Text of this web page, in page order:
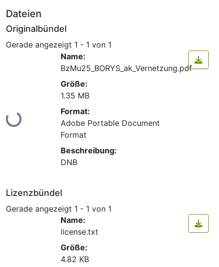
Dateien
Originalbündel
Gerade angezeigt 1 - 1 von 1
Lade...
Name:
BzMu25_BORYS_ak_Vernetzung.pdf
Größe:
1.35 MB
Format:
Adobe Portable Document
Format
Beschreibung:
DNB
Lizenzbündel
Gerade angezeigt 1 - 1 von 1
Name:
license.txt
Größe:
4.82 KB